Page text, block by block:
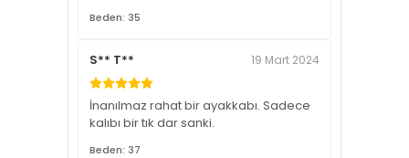
Beden: 35
S** T** 19 Mart 2024
İnanılmaz rahat bir ayakkabı. Sadece
kalıbı bir tık dar sanki.
Beden: 37